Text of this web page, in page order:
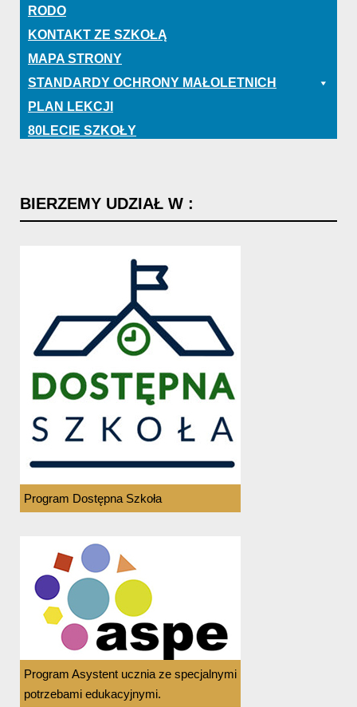
RODO
KONTAKT ZE SZKOŁĄ
MAPA STRONY
STANDARDY OCHRONY MAŁOLETNICH
PLAN LEKCJI
80LECIE SZKOŁY
BIERZEMY UDZIAŁ W :
Program Dostępna Szkoła
Program Asystent ucznia ze specjalnymi
potrzebami edukacyjnymi.